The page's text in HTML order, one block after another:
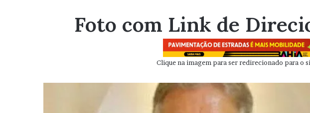
mail
Foto com Link de
Clique na imagem para ser redirecionado para o